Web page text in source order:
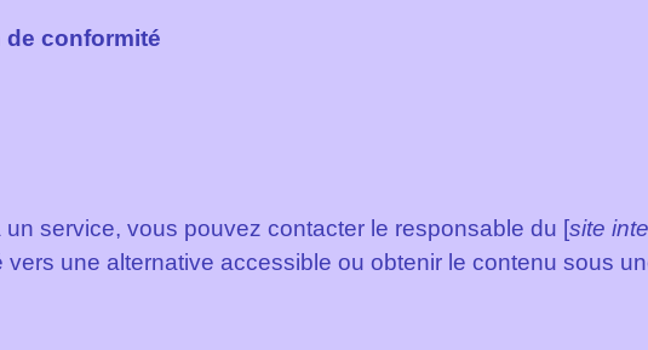
de conformité
service, vous pouvez contacter le responsable du [site
vers une alternative accessible ou obtenir le contenu sous